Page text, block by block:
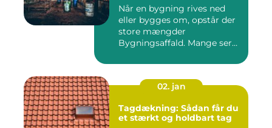
Når en bygning rives ned
eller bygges om, opstår der
store mængder
Bygningsaffald. Mange ser
02. jan
Tagdækning: Sådan får du
et stærkt og holdbart tag